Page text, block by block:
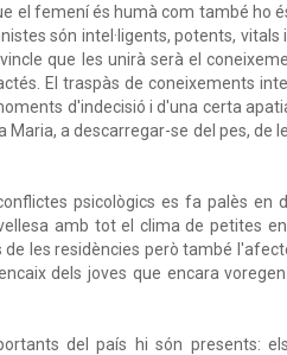
el femení és humà com també ho
són intel·ligents, potents,
que les unirà serà el
El traspàs de coneixements
d'indecisió i d'una certa
a descarregar-se del pes, de
psicològics es fa palès
amb tot el clima de petites
les residències però també
dels joves que encara
del país hi són presents: